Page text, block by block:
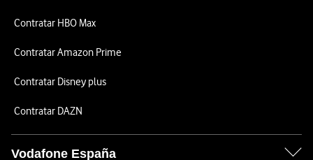
Contratar HBO Max
Contratar Amazon Prime
Contratar Disney plus
Contratar DAZN
Vodafone España